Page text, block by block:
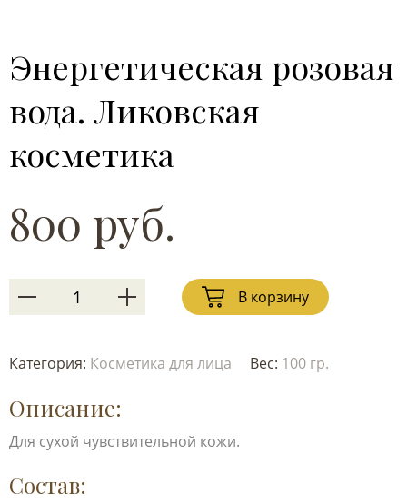
Энергетическая розовая
вода. Ликовская
косметика
800 руб.
В корзину
Категория: Косметика для лица Вес: 100 гр.
Описание:
Для сухой чувствительной кожи.
Состав: